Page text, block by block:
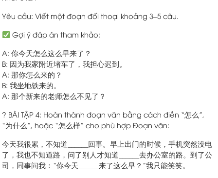
Yêu cầu: Viết một đoạn đối thoại khoảng 3–5 câu.
Gợi ý đáp án tham khảo:
A: 你今天怎么这么早来了？
B: 因为我家附近堵车了，我担心迟到。
A: 那你怎么来的？
B: 我坐地铁来的。
A: 那个新来的老师怎么不见了？
? BÀI TẬP 4: Hoàn thành đoạn văn bằng cách điền “怎么”,
“为什么”, hoặc “怎么样” cho phù hợp Đoạn văn:
今天我很累，不知道______回事。早上出门的时候，手机突然没电
了，我也不知道路，问了别人才知道______去办公室的路。到了公
司，同事问我：“你今天______来了这么早？”我只能笑笑。